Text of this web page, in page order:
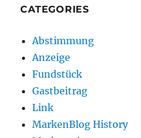
CATEGORIES
Abstimmung
Anzeige
Fundstück
Gastbeitrag
Link
MarkenBlog History